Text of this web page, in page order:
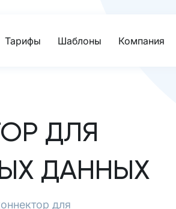
Тарифы Шаблоны Компания
ДЛЯ
ДАННЫХ
для